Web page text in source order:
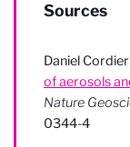
Sources
Daniel
of aerosols
Nature
0344-4